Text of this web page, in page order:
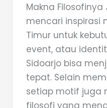
Makna
mencari inspirasi
Timur untuk
event, atau
Sidoarjo bisa
tepat. Selain
setiap motif juga